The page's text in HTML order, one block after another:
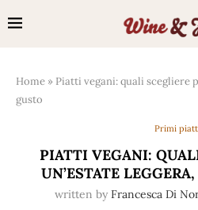
Home » Piatti vegani: quali scegliere
gusto
Primi
PIATTI VEGANI:
UN’ESTATE
written by Francesca Di